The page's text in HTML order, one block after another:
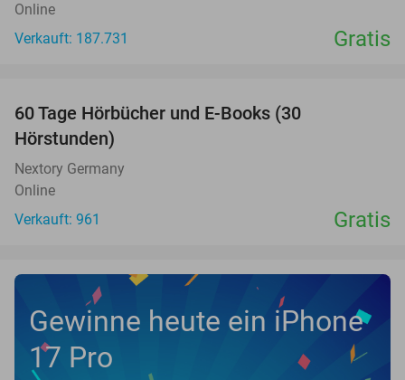
Online
Verkauft: 187.731
Gratis
60 Tage Hörbücher und E-Books (30
Hörstunden)
Nextory Germany
Online
Verkauft: 961
Gratis
Gewinne heute ein iPhone
17 Pro